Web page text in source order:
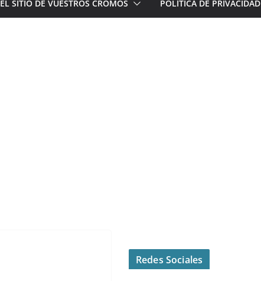
EL SITIO DE VUESTROS CROMOS POLÍTICA DE PRIVACIDAD
Redes Sociales